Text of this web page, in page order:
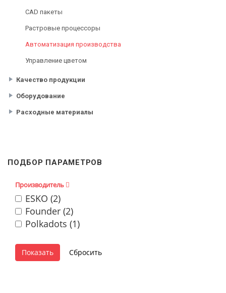
CAD пакеты
Растровые процессоры
Автоматизация производства
Управление цветом
Качество продукции
Оборудование
Расходные материалы
ПОДБОР ПАРАМЕТРОВ
Производитель
ESKO (2)
Founder (2)
Polkadots (1)